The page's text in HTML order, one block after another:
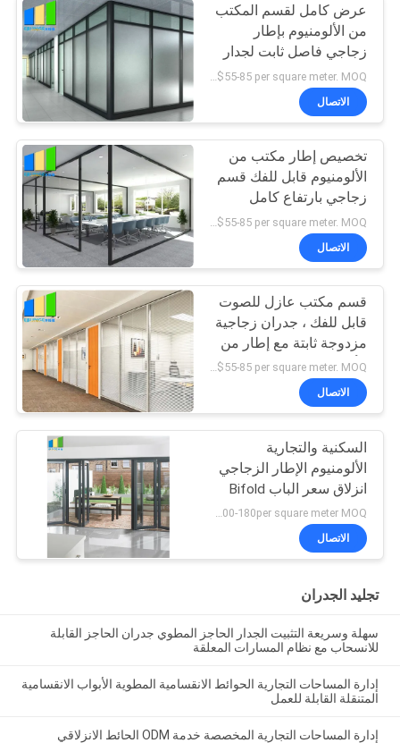
عرض كامل لقسم المكتب
من الألومنيوم بإطار
زجاجي فاصل ثابت لجدار
غرفة الاجتماعات
الاتصال
تخصيص إطار مكتب من
الألومنيوم قابل للفك قسم
زجاجي بارتفاع كامل
الاتصال
قسم مكتب عازل للصوت
قابل للفك ، جدران زجاجية
مزدوجة ثابتة مع إطار من
الألومنيوم
US $55-85 per square meter. MOQ:لا موك ، 1 متر مربع متاح أيضا.
الاتصال
السكنية والتجارية
الألومنيوم الإطار الزجاجي
انزلاق سعر الباب Bifold
US $100-180per square meter MOQ:لا موك ، 1 متر مربع متاح أيضا
الاتصال
تجليد الجدران
سهلة وسريعة التثبيت الجدار الحاجز المطوي جدران الحاجز القابلة
للانسحاب مع نظام المسارات المعلقة
إدارة المساحات التجارية الحوائط الانقسامية المطوية الأبواب الانقسامية
المتنقلة القابلة للعمل
إدارة المساحات التجارية المخصصة خدمة ODM الحائط الانزلاقي